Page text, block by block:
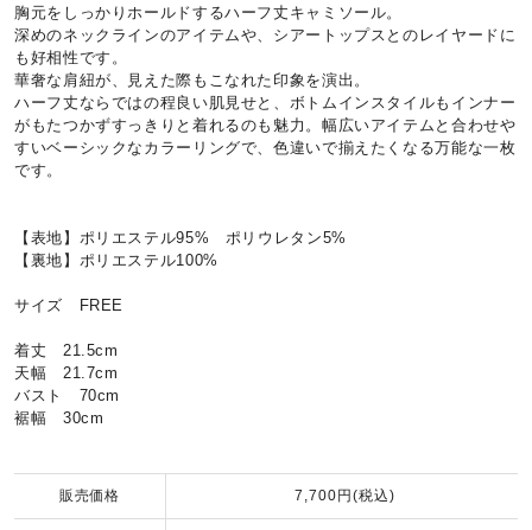
胸元をしっかりホールドするハーフ丈キャミソール。
深めのネックラインのアイテムや、シアートップスとのレイヤードに
も好相性です。
華奢な肩紐が、見えた際もこなれた印象を演出。
ハーフ丈ならではの程良い肌見せと、ボトムインスタイルもインナー
がもたつかずすっきりと着れるのも魅力。幅広いアイテムと合わせや
すいベーシックなカラーリングで、色違いで揃えたくなる万能な一枚
です。
【表地】ポリエステル95% ポリウレタン5%
【裏地】ポリエステル100%
サイズ FREE
着丈 21.5cm
天幅 21.7cm
バスト 70cm
裾幅 30cm
販売価格 7,700円(税込)